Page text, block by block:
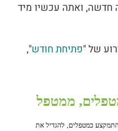
חדשה, ואתה עכשיו מיד
של "פתיחת חודש",